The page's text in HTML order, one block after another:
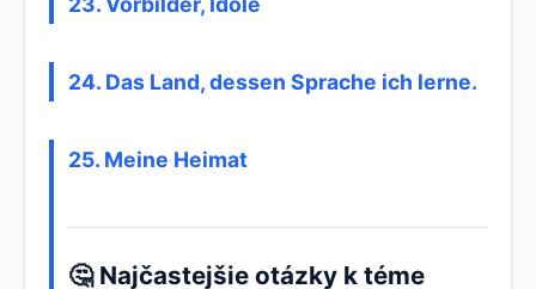
24. Das Land, dessen Sprache ich lerne.
25. Meine Heimat
🤔 Najčastejšie otázky k téme